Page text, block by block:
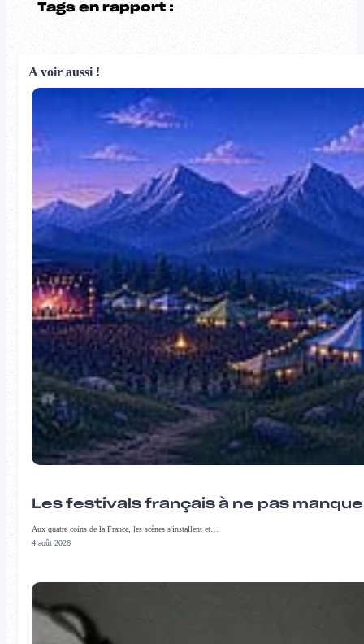
Tags en rapport :
A voir aussi !
Les festivals français à ne pas
Aux quatre coins de la France, les scènes s'installent et…
4 août 2026